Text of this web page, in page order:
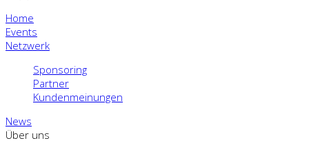
Home
Events
Netzwerk
Sponsoring
Partner
Kundenmeinungen
News
Über uns